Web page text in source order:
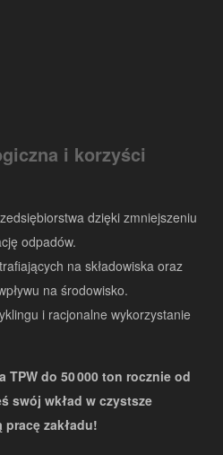
i korzyści
dzięki zmniejszeniu
odpadów.
na składowiska oraz
na środowisko.
i racjonalne wykorzystanie
do 50 000 ton rocznie od
swój wkład w czystsze
zakładu!